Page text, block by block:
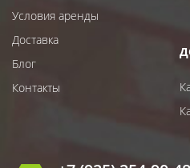
Условия аренды
Доставка
Блог
Контакты